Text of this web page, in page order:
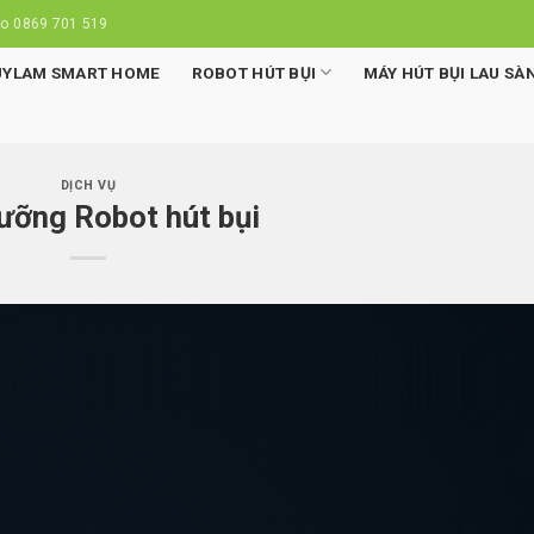
0869 701 519
SMART HOME ROBOT HÚT BỤI MÁY HÚT BỤI LAU
DỊCH VỤ
Robot hút bụi